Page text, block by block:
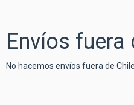
Envíos fuera
No hacemos envíos fuera de Chile.